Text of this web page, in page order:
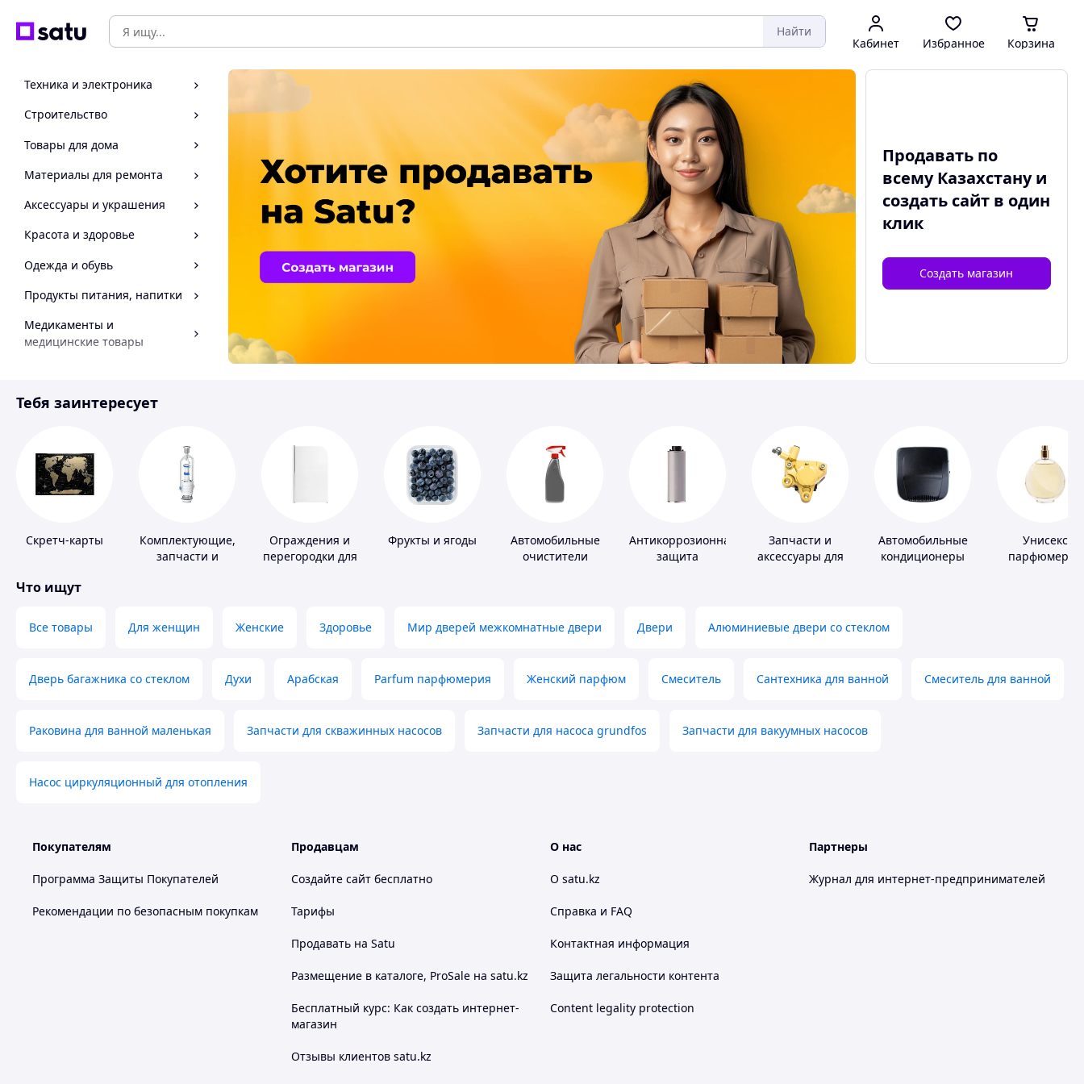
Найти
Кабинет Избранное Корзина
Техника и электроника
Строительство
Товары для дома
Материалы для ремонта
Аксессуары и украшения
Красота и здоровье
Одежда и обувь
Продукты питания, напитки
Медикаменты и
медицинские товары
Инструмент
Продавать по
всему Казахстану и
создать сайтв один
клик
Создать магазин
Тебя заинтересует
Скретч-карты
Комплектующие,
запчасти и
Ограждения и
перегородки для
Фрукты и ягоды
Автомобильные
очистители
Антикоррозионная
защита
Запчасти и
аксессуары для
Автомобильные
кондиционеры
Унисекс
парфюмерия
Что ищут
Все товары Для женщин Женские Здоровье Мир дверей межкомнатные двери Двери Алюминиевые двери со стеклом
Дверь багажника со стеклом Духи Арабская Parfum парфюмерия Женский парфюм Смеситель Сантехника для ванной Смеситель для ванной
Раковина для ванной маленькая Запчасти для скважинных насосов Запчасти для насоса grundfos Запчасти для вакуумных насосов
Насос циркуляционный для отопления
Покупателям
Программа Защиты Покупателей
Рекомендации по безопасным покупкам
Продавцам
Создайте сайт бесплатно
Тарифы
Продавать на Satu
Размещение в каталоге, ProSale на satu.kz
Бесплатный курс: Как создать интернет-
магазин
Отзывы клиентов satu.kz
О нас
О satu.kz
Справка и FAQ
Контактная информация
Защита легальности контента
Content legality protection
Партнеры
Журнал для интернет-предпринимателей